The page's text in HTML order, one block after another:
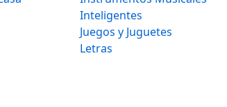
Inteligentes
Juegos y Juguetes
Letras